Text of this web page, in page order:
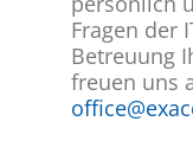
Fragen der
Betreuung
freuen uns